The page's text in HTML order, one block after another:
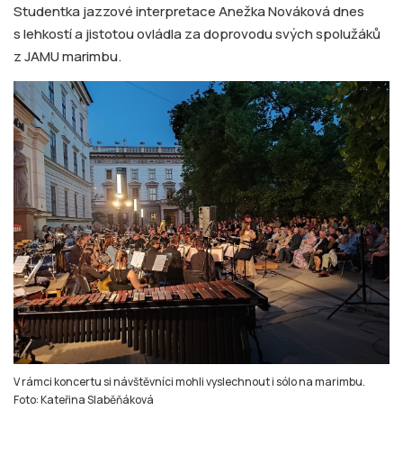
Studentka jazzové interpretace Anežka Nováková dnes
s lehkostí a jistotou ovládla za doprovodu svých spolužáků
z JAMU marimbu.
V rámci koncertu si návštěvníci mohli vyslechnout i sólo na marimbu.
Foto: Kateřina Slaběňáková